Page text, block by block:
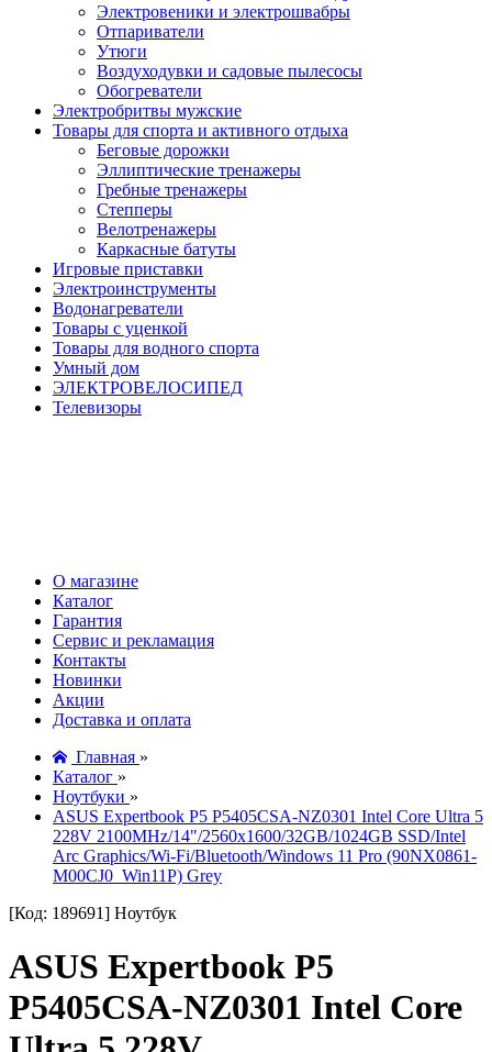
Электровеники и электрошвабры
Отпариватели
Утюги
Воздуходувки и садовые пылесосы
Обогреватели
Электробритвы мужские
Товары для спорта и активного отдыха
Беговые дорожки
Эллиптические тренажеры
Гребные тренажеры
Степперы
Велотренажеры
Каркасные батуты
Игровые приставки
Электроинструменты
Водонагреватели
Товары с уценкой
Товары для водного спорта
Умный дом
ЭЛЕКТРОВЕЛОСИПЕД
Телевизоры
О магазине
Каталог
Гарантия
Сервис и рекламация
Контакты
Новинки
Акции
Доставка и оплата
Главная »
Каталог »
Ноутбуки »
ASUS Expertbook P5 P5405CSA-NZ0301 Intel Core Ultra 5
228V 2100MHz/14"/2560x1600/32GB/1024GB SSD/Intel
Arc Graphics/Wi-Fi/Bluetooth/Windows 11 Pro (90NX0861-
M00CJ0_Win11P) Grey
[Код: 189691] Ноутбук
ASUS Expertbook P5
P5405CSA-NZ0301 Intel Core